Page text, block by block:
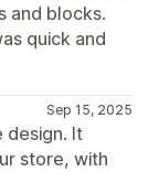
and blocks.
quick and
Sep 15, 2025
design. It
store, with